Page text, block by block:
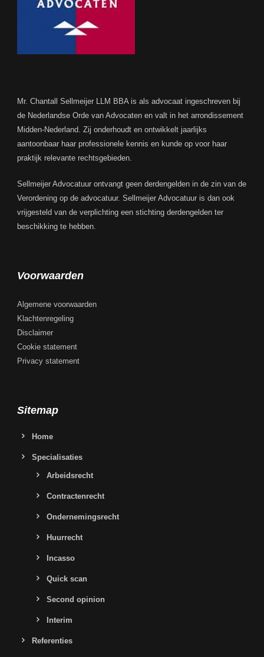
Mr. Chantall Sellmeijer LLM BBA is als advocaat ingeschreven bij
de Nederlandse Orde van Advocaten en valt in het arrondissement
Midden-Nederland. Zij onderhoudt en ontwikkelt jaarlijks
aantoonbaar haar professionele kennis en kunde op voor haar
praktijk relevante rechtsgebieden.
Sellmeijer Advocatuur ontvangt geen derdengelden in de zin van de
Verordening op de advocatuur. Sellmeijer Advocatuur is dan ook
vrijgesteld van de verplichting een stichting derdengelden ter
beschikking te hebben.
Voorwaarden
Algemene voorwaarden
Klachtenregeling
Disclaimer
Cookie statement
Privacy statement
Sitemap
Home
Specialisaties
Arbeidsrecht
Contractenrecht
Ondernemingsrecht
Huurrecht
Incasso
Quick scan
Second opinion
Interim
Referenties